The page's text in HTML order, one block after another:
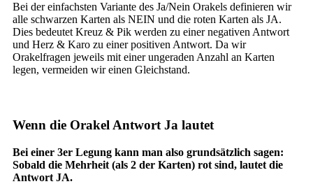
Bei der einfachsten Variante des Ja/Nein Orakels definieren wir
alle schwarzen Karten als NEIN und die roten Karten als JA.
Dies bedeutet Kreuz & Pik werden zu einer negativen Antwort
und Herz & Karo zu einer positiven Antwort. Da wir
Orakelfragen jeweils mit einer ungeraden Anzahl an Karten
legen, vermeiden wir einen Gleichstand.
Wenn die Orakel Antwort Ja lautet
Bei einer 3er Legung kann man also grundsätzlich sagen:
Sobald die Mehrheit (als 2 der Karten) rot sind, lautet die
Antwort JA.